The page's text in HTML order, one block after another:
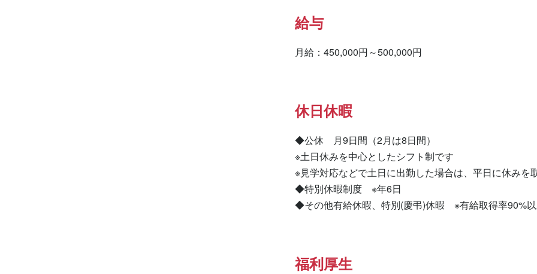
給与
月給：450,000円～500,000円
休日休暇
◆公休　月9日間（2月は8日間）
※土日休みを中心としたシフト制です
※見学対応などで土日に出勤した場合は、平日に休みを
◆特別休暇制度　※年6日
◆その他有給休暇、特別(慶弔)休暇　※有給取得率90%
福利厚生